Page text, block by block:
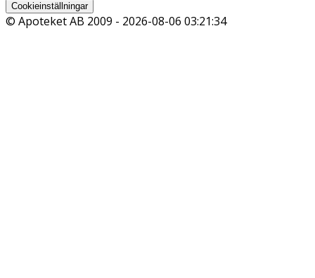
Cookieinställningar
© Apoteket AB 2009 - 2026-08-06 03:21:34